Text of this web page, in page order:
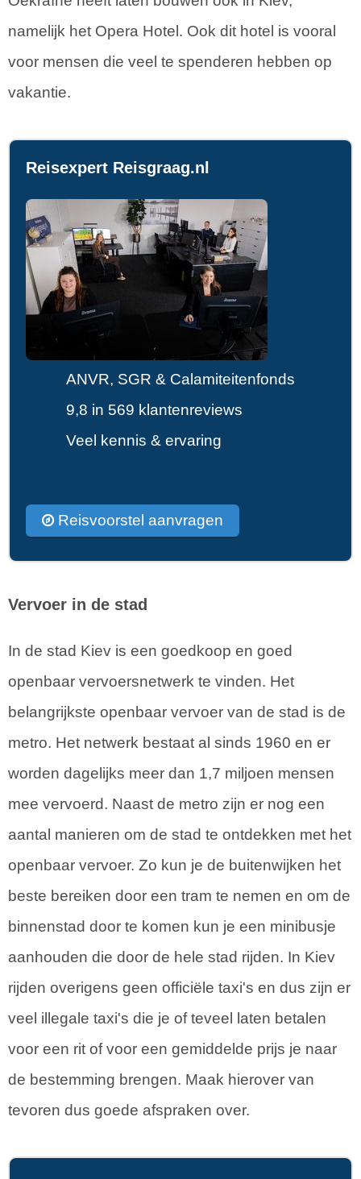
namelijk het Opera Hotel. Ook dit hotel is vooral
voor mensen die veel te spenderen hebben op
vakantie.
Reisexpert Reisgraag.nl
ANVR, SGR & Calamiteitenfonds
9,8 in 569 klantenreviews
Veel kennis & ervaring
Reisvoorstel aanvragen
Vervoer in de stad
In de stad Kiev is een goedkoop en goed
openbaar vervoersnetwerk te vinden. Het
belangrijkste openbaar vervoer van de stad is de
metro. Het netwerk bestaat al sinds 1960 en er
worden dagelijks meer dan 1,7 miljoen mensen
mee vervoerd. Naast de metro zijn er nog een
aantal manieren om de stad te ontdekken met het
openbaar vervoer. Zo kun je de buitenwijken het
beste bereiken door een tram te nemen en om de
binnenstad door te komen kun je een minibusje
aanhouden die door de hele stad rijden. In Kiev
rijden overigens geen officiële taxi's en dus zijn er
veel illegale taxi's die je of teveel laten betalen
voor een rit of voor een gemiddelde prijs je naar
de bestemming brengen. Maak hierover van
tevoren dus goede afspraken over.